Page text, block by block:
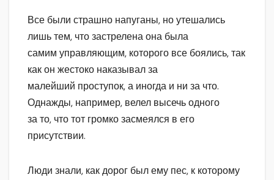
Все были страшно напуганы, но утешались
лишь тем, что застрелена она была
самим управляющим, которого все боялись, так
как он жестоко наказывал за
малейший проступок, а иногда и ни за что.
Однажды, например, велел высечь одного
за то, что тот громко засмеялся в его
присутствии.
Люди знали, как дорог был ему пес, к которому